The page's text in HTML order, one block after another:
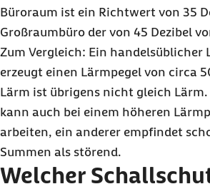
Büroraum ist ein Richtwert von 35
Großraumbüro der von 45 Dezibel
Zum Vergleich: Ein handelsüblicher
erzeugt einen Lärmpegel von circa
Lärm ist übrigens nicht gleich
kann auch bei einem höheren
arbeiten, ein anderer empfindet
Summen als störend.
Welcher